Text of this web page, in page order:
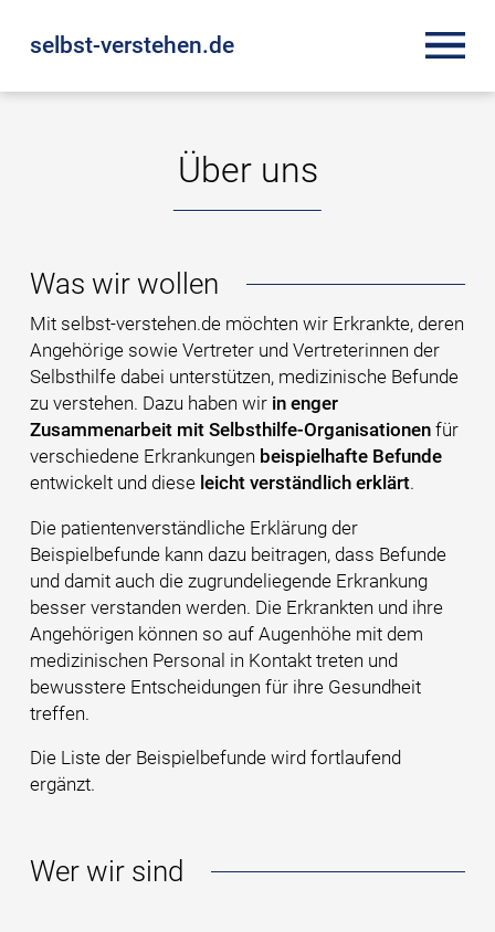
selbst-verstehen.de
Über uns
Was wir wollen
Mit selbst-verstehen.de möchten wir Erkrankte, deren
Angehörige sowie Vertreter und Vertreterinnen der
Selbsthilfe dabei unterstützen, medizinische Befunde
zu verstehen. Dazu haben wir in enger
Zusammenarbeit mit Selbsthilfe-Organisationen für
verschiedene Erkrankungen beispielhafte Befunde
entwickelt und diese leicht verständlich erklärt.
Die patienten­verständliche Erklärung der
Beispielbefunde kann dazu beitragen, dass Befunde
und damit auch die zugrundeliegende Erkrankung
besser verstanden werden. Die Erkrankten und ihre
Angehörigen können so auf Augenhöhe mit dem
medizinischen Personal in Kontakt treten und
bewusstere Entscheidungen für ihre Gesundheit
treffen.
Die Liste der Beispielbefunde wird fortlaufend
ergänzt.
Wer wir sind